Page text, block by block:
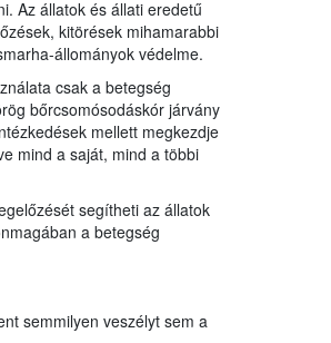
Az állatok és állati eredetű
kitörések mihamarabbi
állományok védelme.
csak a betegség
bőrcsomósodáskór járvány
mellett megkezdje
mind a saját, mind a többi
segítheti az állatok
a betegség
semmilyen veszélyt sem a